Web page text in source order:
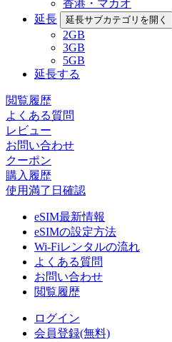
香港・マカオ
延長
延長サブカテゴリを開く
2GB
3GB
5GB
延長する
閲覧履歴
よくある質問
レビュー
お問い合わせ
クーポン
購入履歴
使用満了日確認
eSIM最新情報
eSIMの設定方法
Wi-Fiレンタルの流れ
よくある質問
お問い合わせ
閲覧履歴
ログイン
会員登録(無料)